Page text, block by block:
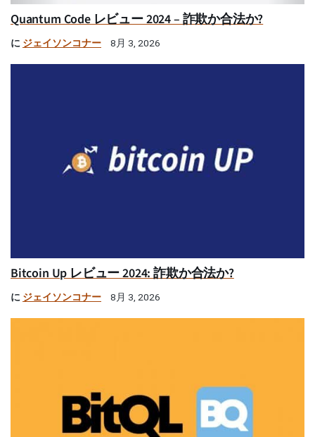
Quantum Code レビュー 2024 – 詐欺か合法か?
に ジェイソンコナー 8月 3, 2026
Bitcoin Up レビュー 2024: 詐欺か合法か?
に ジェイソンコナー 8月 3, 2026